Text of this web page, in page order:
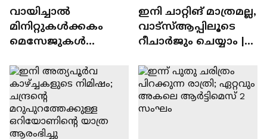
വായിച്ചാൽ
മിനിറ്റുകൾക്കകം
മെസേജുകള്‍
WhatsApp | Tech Talk
ഇനി ചാറ്റിങ് മാത്രമല്ല,
വാട്‌സ്‌ആപ്പിലൂടെ
റീചാർജും ചെയ്യാം |
Tech Talk